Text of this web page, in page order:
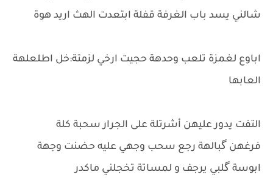
شالني يسد باب الغرفة قفلة ابتعدت الهث اريد هوة
اباوع لغمزة تلعب وحدهة حجيت ارخي لزمتة:خل اطلعلهة
العابها
التفت يدور عليهن أشرتلة على الجرار سحبة كلة
فرغهن گبالهة رجع سحب وجهي عليه حضنت وجهة
ابوسة گلبي يرجف و لمساتة تخجلني ماكدر